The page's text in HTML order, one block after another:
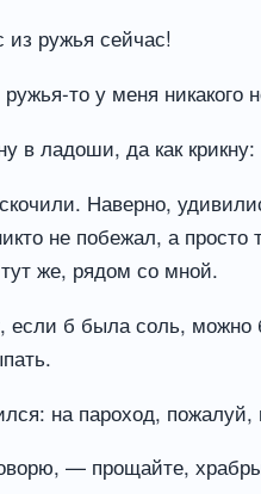
ружья сейчас!
то у меня никакого
в ладоши, да как
Наверно,
не побежал, а просто
же, рядом со мной.
если б была соль, можно
на пароход, пожалуй,
— прощайте,